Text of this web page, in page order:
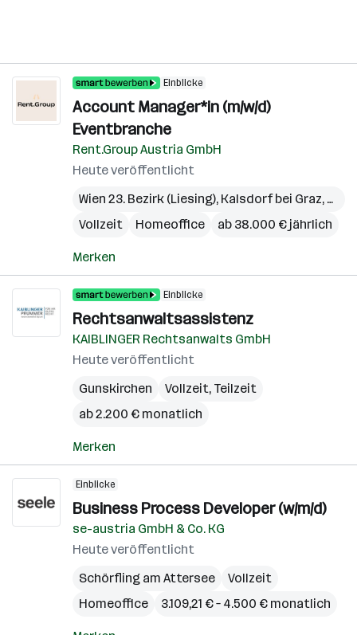
Einblicke
Account Manager*in (m/w/d)
Eventbranche
Rent.Group Austria GmbH
Heute veröffentlicht
Wien 23. Bezirk (Liesing), Kalsdorf bei Graz,
Vollzeit
Homeoffice ab 38.000 € jährlich
Merken
Einblicke
Rechtsanwaltsassistenz
KAIBLINGER Rechtsanwalts GmbH
Heute veröffentlicht
Gunskirchen
Vollzeit, Teilzeit
ab 2.200 € monatlich
Merken
Einblicke
Business Process Developer (w/m/d)
se-austria GmbH & Co. KG
Heute veröffentlicht
Schörfling am Attersee
Vollzeit
Homeoffice
3.109,21 € – 4.500 € monatlich